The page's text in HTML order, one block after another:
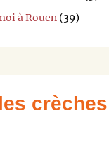
à Rouen (39)